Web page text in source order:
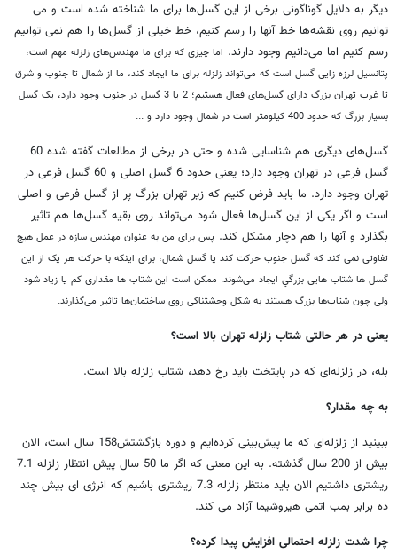
دیگر به دلایل گوناگونی برخی از این گسل‌ها برای ما شناخته شده است و می
توانیم روی نقشه‌ها خط آنها را رسم کنیم، خط خیلی از گسل‌ها را هم نمی توانیم
رسم کنیم اما می‌دانیم وجود دارند. اما چیزی که برای ما مهندس‌های زلزله مهم است،
پتانسیل لرزه زایی گسل است که می‌تواند زلزله برای ما ایجاد کند، ما از شمال تا جنوب و شرق
تا غرب تهران بزرگ دارای گسل‌های فعال هستیم؛ 2 یا 3 گسل در جنوب وجود دارد، یک گسل
بسیار بزرگ که حدود 400 کیلومتر است در شمال وجود دارد و ...
گسل‌های دیگری هم شناسایی شده و حتی در برخی از مطالعات گفته شده 60
گسل فرعی در تهران وجود دارد؛ یعنی حدود 6 گسل اصلی و 60 گسل فرعی در
تهران وجود دارد. ما باید فرض کنیم که زیر تهران بزرگ پر از گسل فرعی و اصلی
است و اگر یکی از این گسل‌ها فعال شود می‌تواند روی بقیه گسل‌ها هم تاثیر
بگذارد و آنها را هم دچار مشکل کند. پس برای من به عنوان مهندس سازه در عمل هیچ
تفاوتی نمی کند که گسل جنوب حرکت کند یا گسل شمال، برای اینکه با حرکت هر یک از این
گسل ها شتاب هایی بزرگي ایجاد می‌شوند. ممکن است این شتاب ها مقداری کم یا زیاد شود
ولی چون شتاب‌ها بزرگ هستند به شکل وحشتناکی روی ساختمان‌ها تاثیر می‌گذارند.
یعنی در هر حالتی شتاب زلزله تهران بالا است؟
بله، در زلزله‌ای که در پایتخت باید رخ دهد، شتاب زلزله بالا است.
به چه مقدار؟
ببینید از زلزله‌ای که ما پیش‌بینی کرده‌ایم و دوره بازگشتش158 سال است، الان
بیش از 200 سال گذشته. به این معنی که اگر ما 50 سال پیش انتظار زلزله 7.1
ریشتری داشتیم الان باید منتظر زلزله 7.3 ریشتری باشیم که انرژی ای بیش چند
ده برابر بمب اتمی هيروشيما آزاد می کند.
چرا شدت زلزله احتمالی افزایش پیدا کرده؟